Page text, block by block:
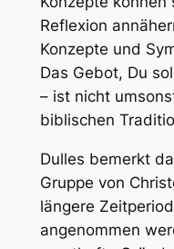
Reflexion
Konzepte und
Das Gebot, Du
– ist nicht
biblischen
Dulles bemerkt
Gruppe von
längere
angenommen